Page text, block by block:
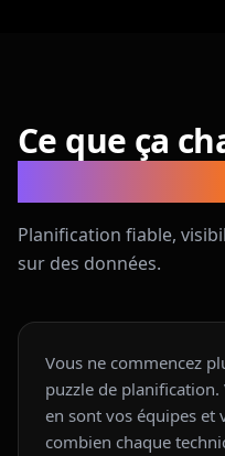
Ce que ça
Planification fiable,
sur des données.
Vous ne commencez
puzzle de planification.
en sont vos équipes et
combien chaque